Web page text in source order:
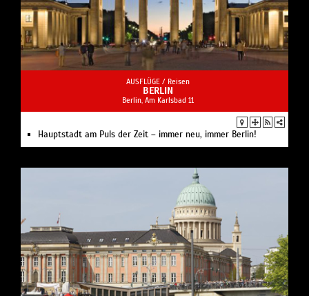
AUSFLÜGE / Reisen
BERLIN
Berlin, Am Karlsbad 11
Hauptstadt am Puls der Zeit – immer neu, immer Berlin!